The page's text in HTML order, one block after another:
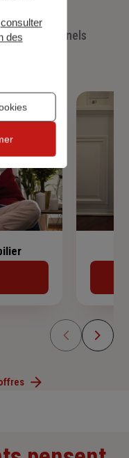
professionnels
consulter
des